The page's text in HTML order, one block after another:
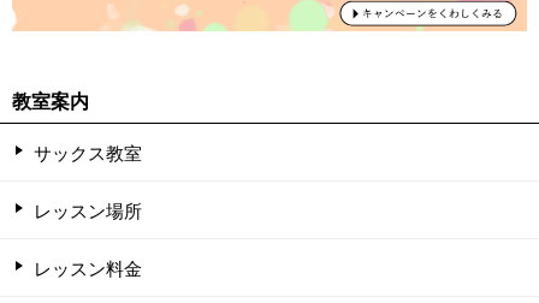
教室案内
サックス教室
レッスン場所
レッスン料金